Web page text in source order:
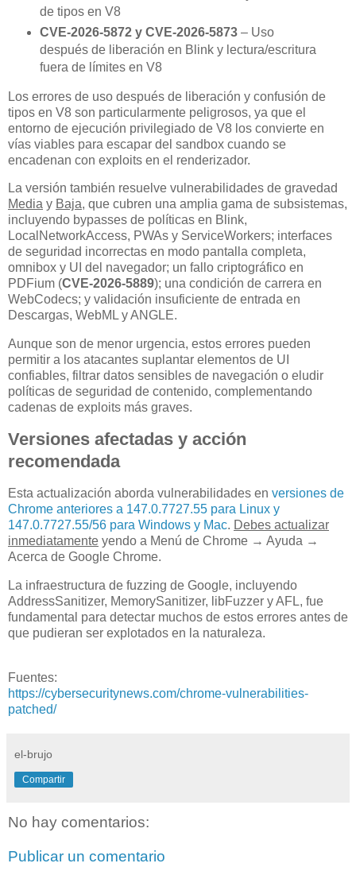
de tipos en V8
CVE-2026-5872 y CVE-2026-5873– Uso
después de liberación en Blink y lectura/escritura
fuera de límites en V8
Los errores de uso después de liberación y confusión de
tipos en V8 son particularmente peligrosos, ya que el
entorno de ejecución privilegiado de V8 los convierte en
vías viables para escapar del sandbox cuando se
encadenan con exploits en el renderizador.
La versión también resuelve vulnerabilidades de gravedad
Media y Baja, que cubren una amplia gama de subsistemas,
incluyendo bypasses de políticas en Blink,
LocalNetworkAccess, PWAs y ServiceWorkers; interfaces
de seguridad incorrectas en modo pantalla completa,
omnibox y UI del navegador; un fallo criptográfico en
PDFium (CVE-2026-5889); una condición de carrera en
WebCodecs; y validación insuficiente de entrada en
Descargas, WebML y ANGLE.
Aunque son de menor urgencia, estos errores pueden
permitir a los atacantes suplantar elementos de UI
confiables, filtrar datos sensibles de navegación o eludir
políticas de seguridad de contenido, complementando
cadenas de exploits más graves.
Versiones afectadas y acción
recomendada
Esta actualización aborda vulnerabilidades en versiones de
Chrome anteriores a 147.0.7727.55 para Linux y
147.0.7727.55/56 para Windows y Mac. Debes actualizar
inmediatamente yendo a Menú de Chrome → Ayuda →
Acerca de Google Chrome.
La infraestructura de fuzzing de Google, incluyendo
AddressSanitizer, MemorySanitizer, libFuzzer y AFL, fue
fundamental para detectar muchos de estos errores antes de
que pudieran ser explotados en la naturaleza.
Fuentes:
https://cybersecuritynews.com/chrome-vulnerabilities-
patched/
el-brujo
Compartir
No hay comentarios:
Publicar un comentario